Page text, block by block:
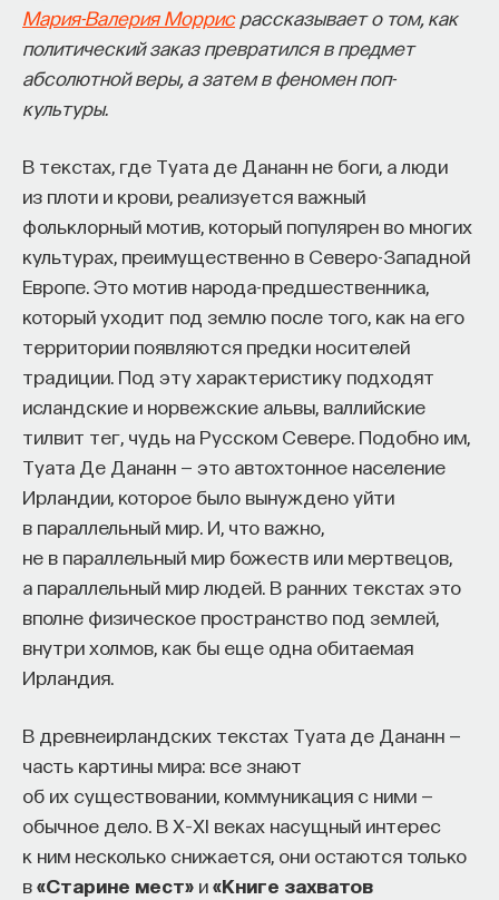
Мария-Валерия Моррисрассказывает о том, как
политический заказ превратился в предмет
абсолютной веры, а затем в феномен поп-
культуры.
В текстах, где Туата де Дананн не боги, а люди
из плоти и крови, реализуется важный
фольклорный мотив, который популярен во многих
культурах, преимущественно в Северо-Западной
Европе. Это мотив народа-предшественника,
который уходит под землю после того, как на его
территории появляются предки носителей
традиции. Под эту характеристику подходят
исландские и норвежские альвы, валлийские
тилвит тег, чудь на Русском Севере. Подобно им,
Туата Де Дананн — это автохтонное население
Ирландии, которое было вынуждено уйти
в параллельный мир. И, что важно,
не в параллельный мир божеств или мертвецов,
а параллельный мир людей. В ранних текстах это
вполне физическое пространство под землей,
внутри холмов, как бы еще одна обитаемая
Ирландия.
В древнеирландских текстах Туата де Дананн —
часть картины мира: все знают
об их существовании, коммуникация с ними —
обычное дело. В X–XI веках насущный интерес
к ним несколько снижается, они остаются только
в«Старине мест» и«Книге захватов